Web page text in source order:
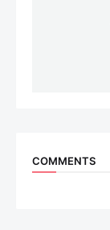
COMMENTS